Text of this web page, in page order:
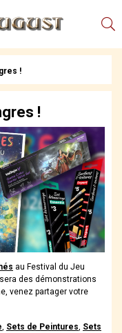
!
!
au Festival du Jeu
des démonstrations
venez partager votre
, Sets de Peintures, Sets